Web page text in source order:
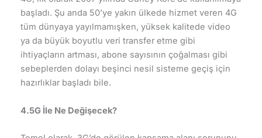
başladı. Şu anda 50’ye yakın ülkede hizmet veren 4G
tüm dünyaya yayılmamışken, yüksek kalitede video
ya da büyük boyutlu veri transfer etme gibi
ihtiyaçların artması, abone sayısının çoğalması gibi
sebeplerden dolayı beşinci nesil sisteme geçiş için
hazırlıklar başladı bile.
4.5G İle Ne Değişecek?